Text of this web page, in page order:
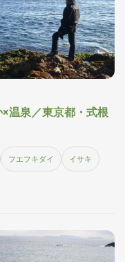
温泉／東京都・式根
フエフキダイ イサキ